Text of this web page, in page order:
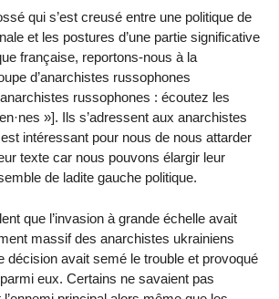
qui s’est creusé entre une politique de
et les postures d’une partie significative
française, reportons-nous à la
d’anarchistes russophones
russophones : écoutez les
»]. Ils s’adressent aux anarchistes
intéressant pour nous de nous attarder
texte car nous pouvons élargir leur
de ladite gauche politique.
que l’invasion à grande échelle avait
massif des anarchistes ukrainiens
décision avait semé le trouble et provoqué
eux. Certains ne savaient pas